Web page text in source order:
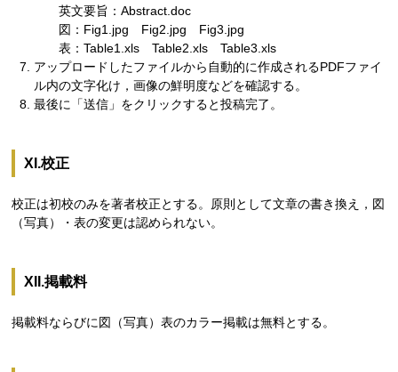
英文要旨：Abstract.doc
図：Fig1.jpg Fig2.jpg Fig3.jpg
表：Table1.xls Table2.xls Table3.xls
アップロードしたファイルから自動的に作成されるPDFファイ
ル内の文字化け，画像の鮮明度などを確認する。
最後に「送信」をクリックすると投稿完了。
XI.校正
校正は初校のみを著者校正とする。原則として文章の書き換え，図
（写真）・表の変更は認められない。
XII.掲載料
掲載料ならびに図（写真）表のカラー掲載は無料とする。